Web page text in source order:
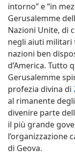
intorno” e “in
Gerusalemme
Nazioni Unite, di
negli aiuti militari
nazioni ben
d’America. Tutto
Gerusalemme
profezia divina di
al rimanente
divenire parte
il più grande
l’organizzazione
di Geova.